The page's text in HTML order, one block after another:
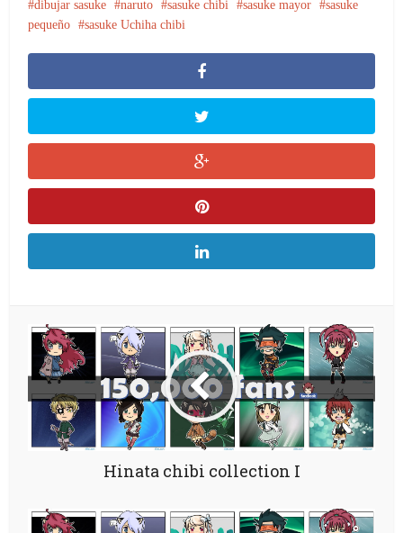
dibujar sasuke naruto sasuke chibi sasuke mayor
sasuke
pequeño
sasuke Uchiha chibi
Hinata chibi collection I